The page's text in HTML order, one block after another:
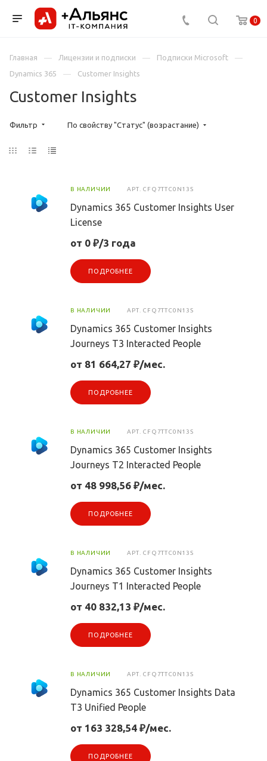
0
Главная Лицензии и подписки
Подписки Microsoft
Dynamics 365
Customer Insights
Customer Insights
Фильтр По свойству "Статус" (возрастание)
В НАЛИЧИИ АРТ. CFQ7TTC0N13S
Dynamics 365 Customer Insights User
License
от 0 ₽/3 года
ПОДРОБНЕЕ
В НАЛИЧИИ АРТ. CFQ7TTC0N13S
Dynamics 365 Customer Insights
Journeys T3 Interacted People
от 81 664,27 ₽/мес.
ПОДРОБНЕЕ
В НАЛИЧИИ АРТ. CFQ7TTC0N13S
Dynamics 365 Customer Insights
Journeys T2 Interacted People
от 48 998,56 ₽/мес.
ПОДРОБНЕЕ
В НАЛИЧИИ АРТ. CFQ7TTC0N13S
Dynamics 365 Customer Insights
Journeys T1 Interacted People
от 40 832,13 ₽/мес.
ПОДРОБНЕЕ
В НАЛИЧИИ АРТ. CFQ7TTC0N13S
Dynamics 365 Customer Insights Data
T3 Unified People
от 163 328,54 ₽/мес.
ПОДРОБНЕЕ